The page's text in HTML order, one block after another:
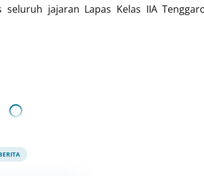
jajaran Lapas Kelas IIA